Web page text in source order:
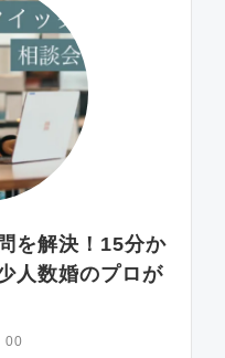
を解決！15分か
人数婚のプロが
00